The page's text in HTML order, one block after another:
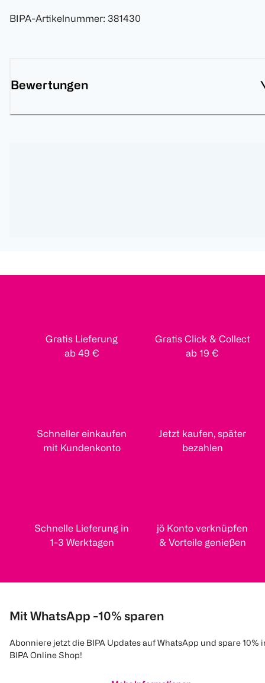
BIPA-Artikelnummer: 381430
Bewertungen
Gratis Lieferung
ab 49 €
Gratis Click & Collect
ab 19 €
Schneller einkaufen
mit Kundenkonto
Jetzt kaufen, später
bezahlen
Schnelle Lieferung in
1-3 Werktagen
jö Konto verknüpfen
& Vorteile genießen
Mit WhatsApp -10% sparen
Abonniere jetzt die BIPA Updates auf WhatsApp und spare 10%
BIPA Online Shop!